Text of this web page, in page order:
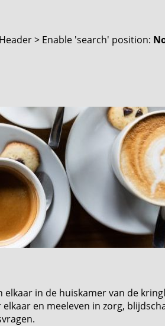
> Enable 'search' position:
in de huiskamer van de
en meeleven in zorg,